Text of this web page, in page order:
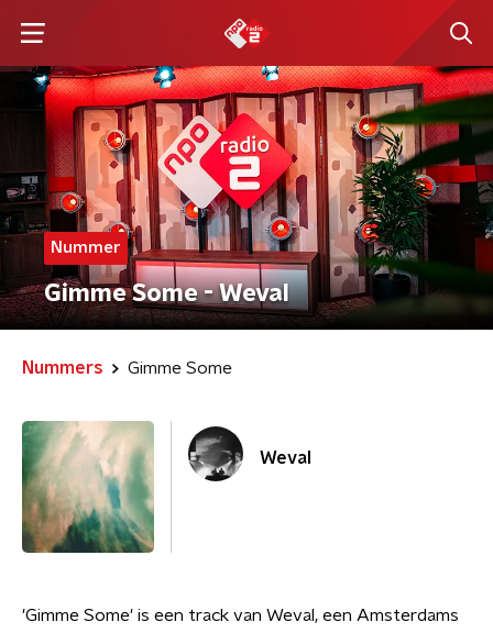
Nummer
Gimme Some - Weval
Nummers Gimme Some
Weval
'Gimme Some' is een track van Weval, een Amsterdams